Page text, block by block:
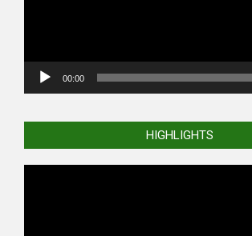
00:00
HIGHLIGHTS